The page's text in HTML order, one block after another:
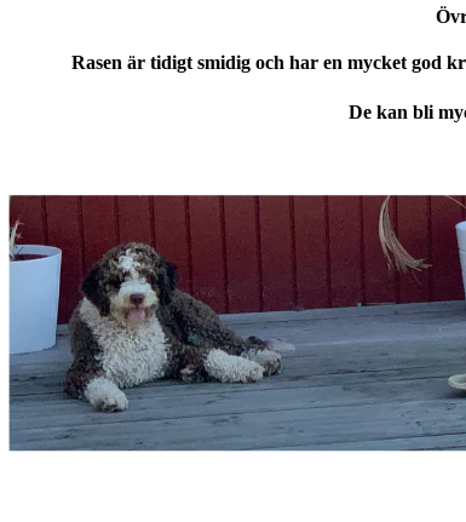
Rasen är tidigt smidig och har en mycket
De kan bli